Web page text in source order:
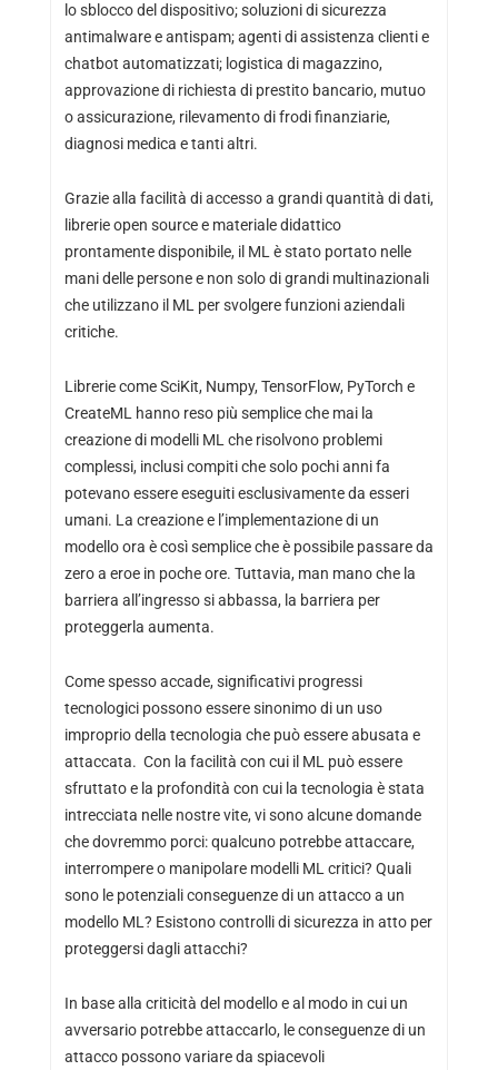
lo sblocco del dispositivo; soluzioni di sicurezza
antimalware e antispam; agenti di assistenza clienti e
chatbot automatizzati; logistica di magazzino,
approvazione di richiesta di prestito bancario, mutuo
o assicurazione, rilevamento di frodi finanziarie,
diagnosi medica e tanti altri.
Grazie alla facilità di accesso a grandi quantità di dati,
librerie open source e materiale didattico
prontamente disponibile, il ML è stato portato nelle
mani delle persone e non solo di grandi multinazionali
che utilizzano il ML per svolgere funzioni aziendali
critiche.
Librerie come SciKit, Numpy, TensorFlow, PyTorch e
CreateML hanno reso più semplice che mai la
creazione di modelli ML che risolvono problemi
complessi, inclusi compiti che solo pochi anni fa
potevano essere eseguiti esclusivamente da esseri
umani. La creazione e l’implementazione di un
modello ora è così semplice che è possibile passare da
zero a eroe in poche ore. Tuttavia, man mano che la
barriera all’ingresso si abbassa, la barriera per
proteggerla aumenta.
Come spesso accade, significativi progressi
tecnologici possono essere sinonimo di un uso
improprio della tecnologia che può essere abusata e
attaccata. Con la facilità con cui il ML può essere
sfruttato e la profondità con cui la tecnologia è stata
intrecciata nelle nostre vite, vi sono alcune domande
che dovremmo porci: qualcuno potrebbe attaccare,
interrompere o manipolare modelli ML critici? Quali
sono le potenziali conseguenze di un attacco a un
modello ML? Esistono controlli di sicurezza in atto per
proteggersi dagli attacchi?
In base alla criticità del modello e al modo in cui un
avversario potrebbe attaccarlo, le conseguenze di un
attacco possono variare da spiacevoli